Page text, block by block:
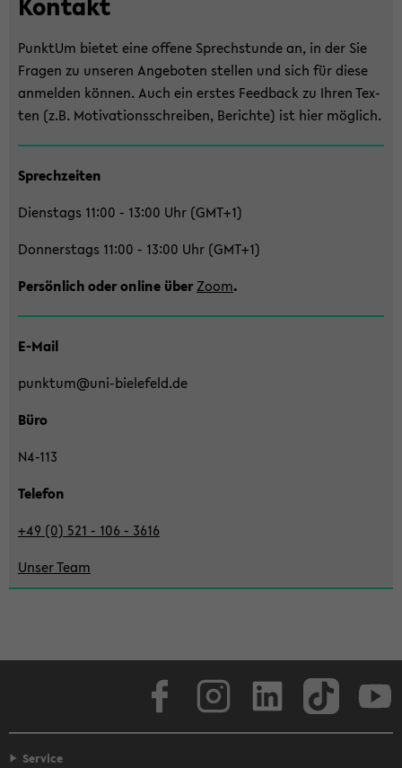
Haupt­
halt
der
Sek­
ti­
on
wech­
Punk­tUm bie­tet eine of­fe­ne Sprech­stun­de an, in der Sie
Fra­gen zu un­se­ren An­ge­bo­ten stel­len und sich für diese
an­mel­den kön­nen. Auch ein ers­tes Feed­back zu Ihren Tex­
ten (z.B. Mo­ti­va­ti­ons­schrei­ben, Be­rich­te) ist hier mög­lich.
Sprech­zei­ten
Diens­tags 11:00 - 13:00 Uhr (GMT+1)
Don­ners­tags 11:00 - 13:00 Uhr (GMT+1)
Per­sön­lich oder on­line überZoom.
E-​Mail
punk­tum@uni-​bielefeld.de
Büro
N4-​113
Te­le­fon
+49 (0) 521 - 106 - 3616
Unser Team
Face­book
Service